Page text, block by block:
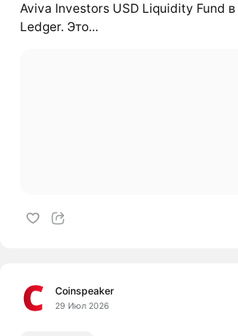
Aviva Investors USD Liquidity Fund в
Ledger. Это...
Coinspeaker
29 Июл 2026